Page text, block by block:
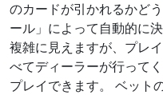
のカードが引かれるかど
ール」によって自動的に
複雑に見えますが、プレ
べてディーラーが行って
プレイできます。 ベット